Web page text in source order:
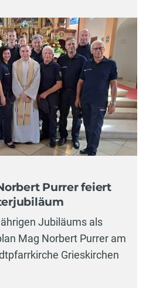
Purrer feiert
Jubiläums als
Mag Norbert Purrer am
Grieskirchen